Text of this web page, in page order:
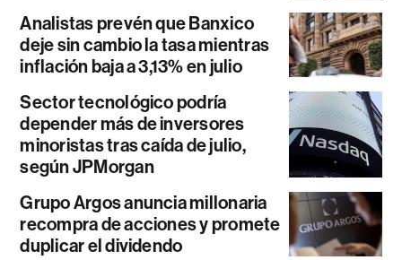
Analistas prevén que Banxico
deje sin cambio la tasa mientras
inflación baja a 3,13% en julio
Sector tecnológico podría
depender más de inversores
minoristas tras caída de julio,
según JPMorgan
Grupo Argos anuncia millonaria
recompra de acciones y promete
duplicar el dividendo